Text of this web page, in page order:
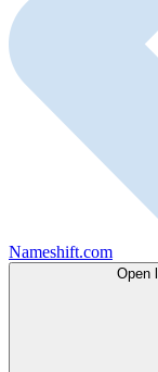
Nameshift.com
Open